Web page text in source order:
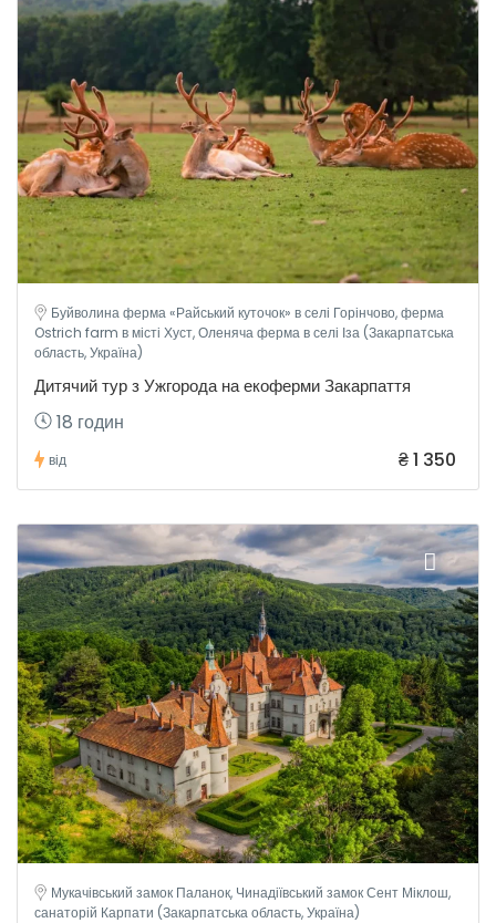
Буйволина ферма «Райський куточок» в селі Горінчово, ферма
Ostrich farm в місті Хуст, Оленяча ферма в селі Іза (Закарпатська
область, Україна)
Дитячий тур з Ужгорода на екоферми Закарпаття
18 годин
від ₴ 1 350
Мукачівський замок Паланок, Чинадіївський замок Сент Міклош,
санаторій Карпати (Закарпатська область, Україна)